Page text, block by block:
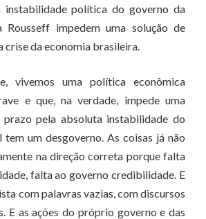
instabilidade política do governo da
Rousseff impedem uma solução de
crise da economia brasileira.
vivemos uma política econômica
e que, na verdade, impede uma
pela absoluta instabilidade do
um desgoverno. As coisas já não
na direção correta porque falta
falta ao governo credibilidade. E
com palavras vazias, com discursos
E as ações do próprio governo e das